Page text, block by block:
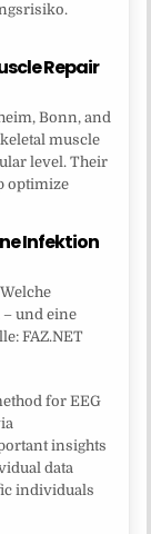
Repair
Bonn, and
muscle
level. Their
optimize
Infektion
– und eine
FAZ.NET
for EEG
insights
data
individuals